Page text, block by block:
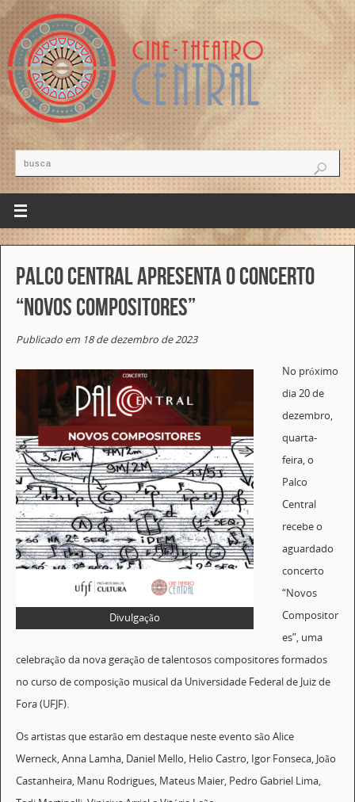
Palco Central apresenta o Concerto
“Novos Compositores”
Publicado em 18 de dezembro de 2023
Divulgação
No próximo
dia 20 de
dezembro,
quarta-
feira, o
Palco
Central
recebe o
aguardado
concerto
“Novos
Compositor
es”, uma
celebração da nova geração de talentosos compositores formados
no curso de composição musical da Universidade Federal de Juiz de
Fora (UFJF).
Os artistas que estarão em destaque neste evento são Alice
Werneck, Anna Lamha, Daniel Mello, Helio Castro, Igor Fonseca, João
Castanheira, Manu Rodrigues, Mateus Maier, Pedro Gabriel Lima,